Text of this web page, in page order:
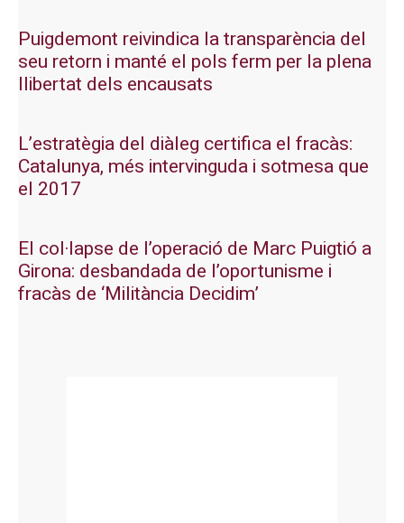
Puigdemont reivindica la transparència del
seu retorn i manté el pols ferm per la plena
llibertat dels encausats
L’estratègia del diàleg certifica el fracàs:
Catalunya, més intervinguda i sotmesa que
el 2017
El col·lapse de l’operació de Marc Puigtió a
Girona: desbandada de l’oportunisme i
fracàs de ‘Militància Decidim’